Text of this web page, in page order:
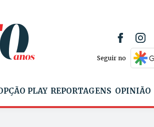
Seguir no
PLAY REPORTAGENS OPINIÃO